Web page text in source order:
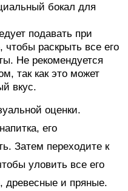
бокал для
подавать при
чтобы раскрыть все его
Не рекомендуется
так как это может
вкус.
оценки.
его
Затем переходите к
уловить все его
древесные и пряные.